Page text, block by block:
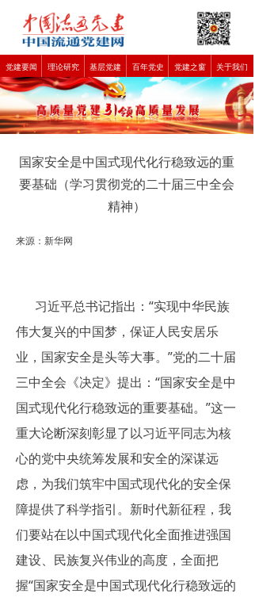
党建要闻 理论研究 基层党建 百年党史 党建之窗 关于我们
国家安全是中国式现代化行稳致远的重
要基础（学习贯彻党的二十届三中全会
精神）
来源：新华网
习近平总书记指出：“实现中华民族
伟大复兴的中国梦，保证人民安居乐
业，国家安全是头等大事。”党的二十届
三中全会《决定》提出：“国家安全是中
国式现代化行稳致远的重要基础。”这一
重大论断深刻彰显了以习近平同志为核
心的党中央统筹发展和安全的深谋远
虑，为我们筑牢中国式现代化的安全保
障提供了科学指引。新时代新征程，我
们要站在以中国式现代化全面推进强国
建设、民族复兴伟业的高度，全面把
握“国家安全是中国式现代化行稳致远的